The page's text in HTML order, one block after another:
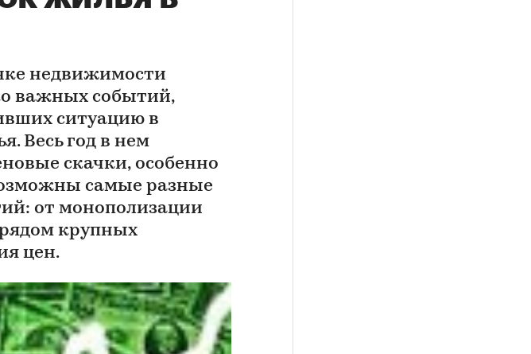
недвижимости
важных событий,
ситуацию в
Весь год в нем
скачки, особенно
самые разные
от монополизации
крупных
цен.